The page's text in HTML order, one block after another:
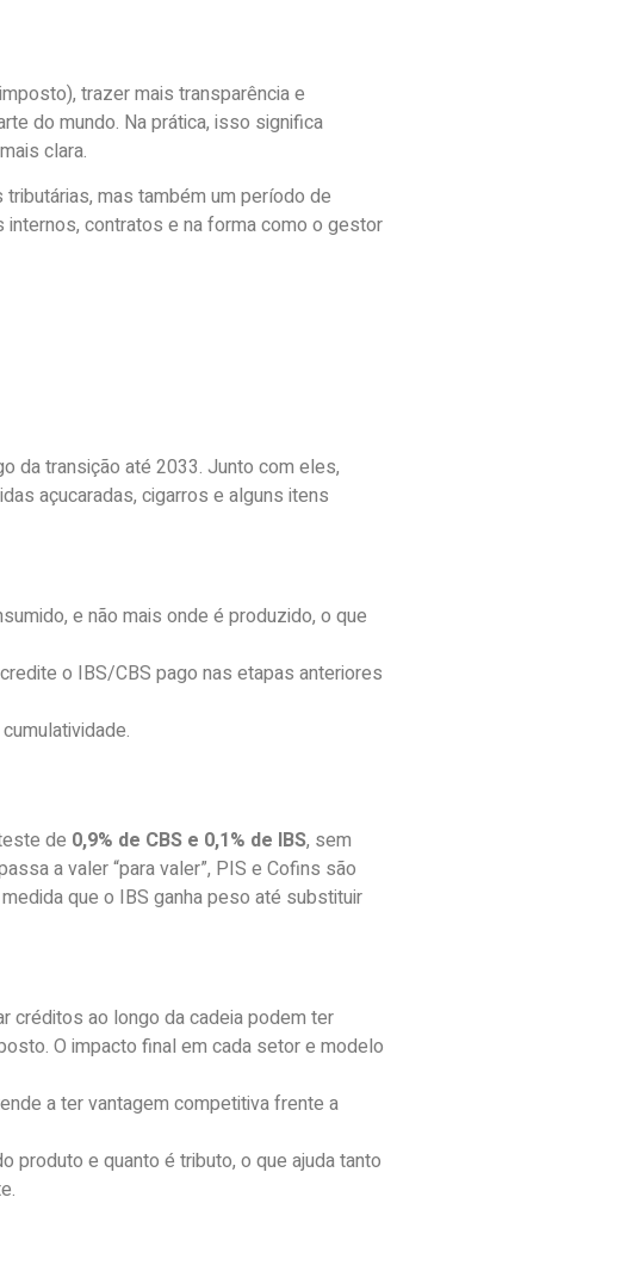
trazer mais transparência e
do mundo. Na prática, isso significa
clara.
mas também um período de
contratos e na forma como o gestor
da transição até 2033. Junto com eles,
açucaradas, cigarros e alguns itens
e não mais onde é produzido, o que
o IBS/CBS pago nas etapas anteriores
de 0,9% de CBS e 0,1% de IBS, sem
a valer “para valer”, PIS e Cofins são
que o IBS ganha peso até substituir
créditos ao longo da cadeia podem ter
O impacto final em cada setor e modelo
a ter vantagem competitiva frente a
produto e quanto é tributo, o que ajuda tanto